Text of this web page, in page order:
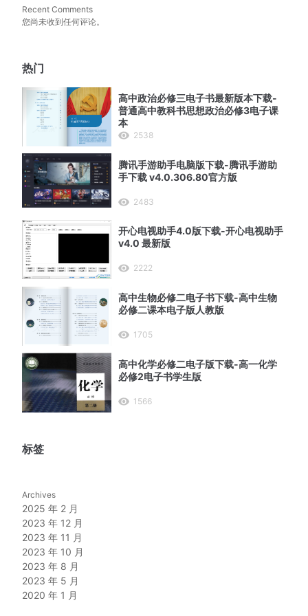
Recent Comments
您尚未收到任何评论。
热门
高中政治必修三电子书最新版本下载-
普通高中教科书思想政治必修3电子课
本
2538
腾讯手游助手电脑版下载-腾讯手游助
手下载 v4.0.306.80官方版
2483
开心电视助手4.0版下载-开心电视助手
v4.0 最新版
2222
高中生物必修二电子书下载-高中生物
必修二课本电子版人教版
1705
高中化学必修二电子版下载-高一化学
必修2电子书学生版
1566
标签
Archives
2025 年 2 月
2023 年 12 月
2023 年 11 月
2023 年 10 月
2023 年 8 月
2023 年 5 月
2020 年 1 月